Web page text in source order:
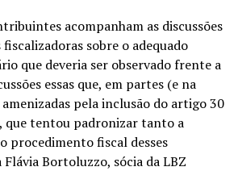
acompanham as discussões
sobre o adequado
que deveria ser observado frente a
essas que, em partes (e na
pela inclusão do artigo 30
que tentou padronizar tanto a
procedimento fiscal desses
Bortoluzzo, sócia da LBZ